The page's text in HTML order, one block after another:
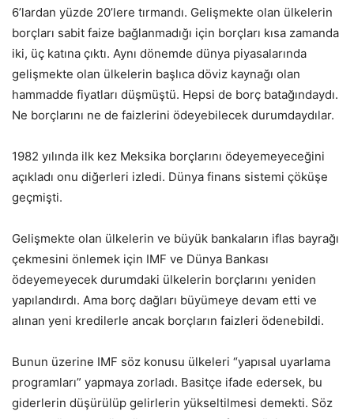
6’lardan yüzde 20’lere tırmandı. Gelişmekte olan ülkelerin
borçları sabit faize bağlanmadığı için borçları kısa zamanda
iki, üç katına çıktı. Aynı dönemde dünya piyasalarında
gelişmekte olan ülkelerin başlıca döviz kaynağı olan
hammadde fiyatları düşmüştü. Hepsi de borç batağındaydı.
Ne borçlarını ne de faizlerini ödeyebilecek durumdaydılar.
1982 yılında ilk kez Meksika borçlarını ödeyemeyeceğini
açıkladı onu diğerleri izledi. Dünya finans sistemi çöküşe
geçmişti.
Gelişmekte olan ülkelerin ve büyük bankaların iflas bayrağı
çekmesini önlemek için IMF ve Dünya Bankası
ödeyemeyecek durumdaki ülkelerin borçlarını yeniden
yapılandırdı. Ama borç dağları büyümeye devam etti ve
alınan yeni kredilerle ancak borçların faizleri ödenebildi.
Bunun üzerine IMF söz konusu ülkeleri “yapısal uyarlama
programları” yapmaya zorladı. Basitçe ifade edersek, bu
giderlerin düşürülüp gelirlerin yükseltilmesi demekti. Söz